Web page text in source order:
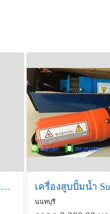
ปั๊มจุ่ม/Submersible Pump ยี่ห้อ TSURUMI รุ่น U
นนทบุรี